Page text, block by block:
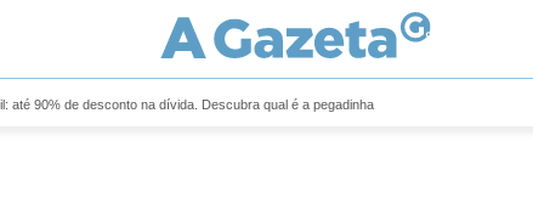
até 90% de desconto na dívida. Descubra qual é a pegadinha